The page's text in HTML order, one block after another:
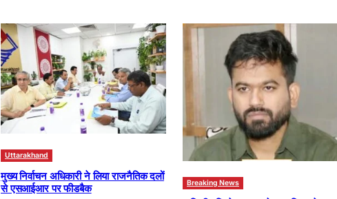
Uttarakhand
मुख्य निर्वाचन अधिकारी ने लिया राजनैतिक दलों
से एसआईआर पर फीडबैक
Breaking News